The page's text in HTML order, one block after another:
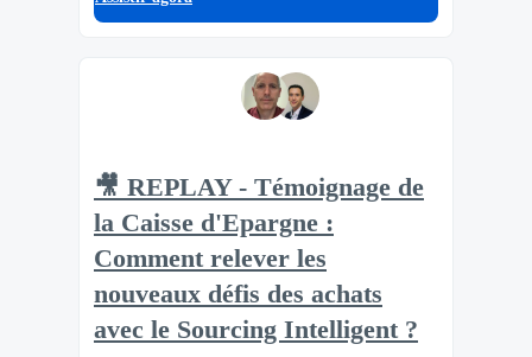
🎥 REPLAY - Témoignage de
la Caisse d'Epargne :
Comment relever les
nouveaux défis des achats
avec le Sourcing Intelligent ?